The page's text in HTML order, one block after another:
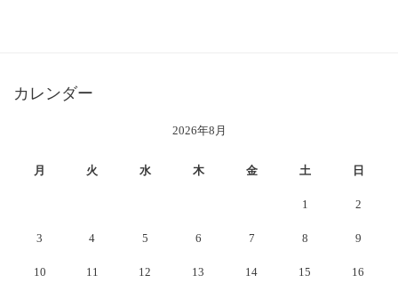
カレンダー
2026年8月
月 火 水 木 金 土 日
1 2
3 4 5 6 7 8 9
10 11 12 13 14 15 16